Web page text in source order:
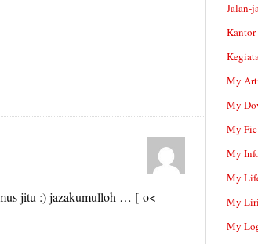
jitu :) jazakumulloh … [-o<
Jalan-
Kantor
My
My
My Fic
My
My
My
My